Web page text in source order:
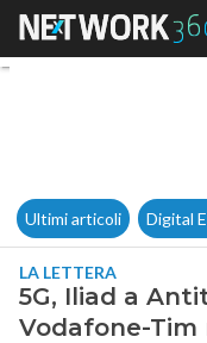
Ultimi articoli Digital
LA LETTERA
5G, Iliad a
Vodafone-Tim